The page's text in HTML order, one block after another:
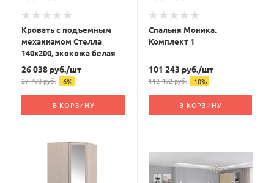
Кровать с подъемным
механизмом Стелла
140х200, экокожа белая
26 038 руб./шт
27 798руб. -6%
В КОРЗИНУ
Спальня Моника.
Комплект 1
101 243 руб./шт
112 492руб. -10%
В КОРЗИНУ